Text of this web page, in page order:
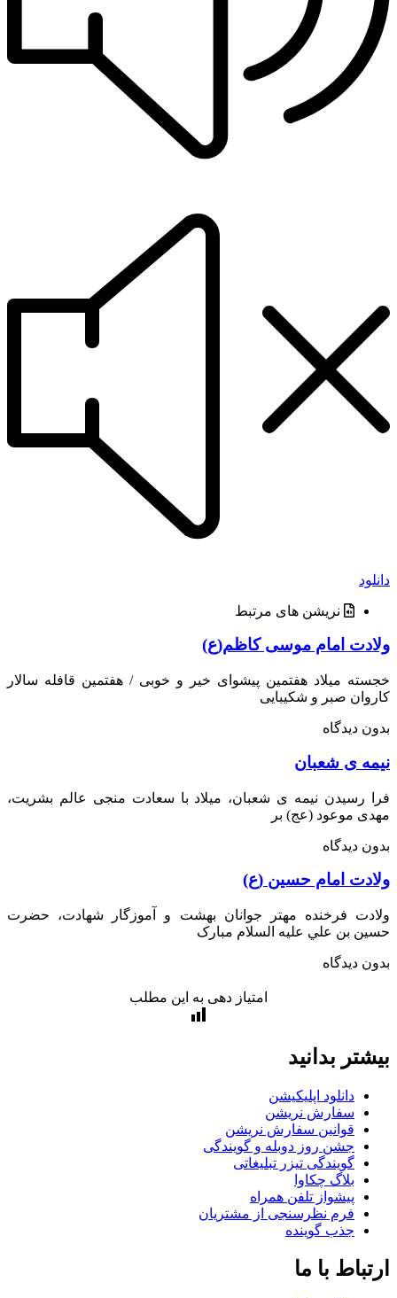
نریشن های مرتبط
امام موسی کاظم(ع)
میلاد هفتمین پیشوای خیر و خوبی / هفتمین قافله سالار
صبر و شکیبایی
دیدگاه
ی شعبان
رسیدن نیمه ی شعبان، میلاد با سعادت منجی عالم بشریت،
موعود (عج) بر
دیدگاه
امام حسین (ع)
فرخنده مهتر جوانان بهشت و آموزگار شهادت، حضرت
بن علي عليه السلام مبارک
دیدگاه
امتیاز دهی به این مطلب
بدانید
دانلود اپلیکیشن
سفارش نریشن
قوانین سفارش نریشن
جشن روز دوبله و گویندگی
گویندگی تیزر تبلیغاتی
بلاگ چکاوا
پیشواز تلفن همراه
فرم نظرسنجی از مشتریان
جذب گوینده
با ما